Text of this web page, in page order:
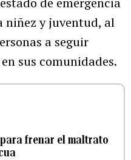
niñez y juventud, al
a seguir
sus comunidades.
frenar el maltrato